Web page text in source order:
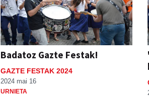
Badatoz Gazte Festak!
GAZTE FESTAK 2024
2024 mai 16
URNIETA